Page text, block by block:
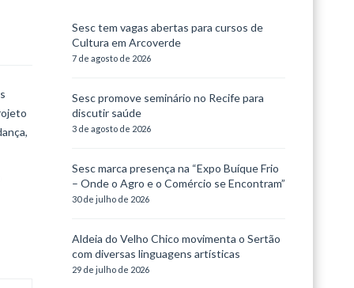
Sesc tem vagas abertas para cursos de
Cultura em Arcoverde
7 de agosto de 2026
Sesc promove seminário no Recife para
discutir saúde
3 de agosto de 2026
Sesc marca presença na “Expo Buíque Frio
– Onde o Agro e o Comércio se Encontram”
30 de julho de 2026
Aldeia do Velho Chico movimenta o Sertão
com diversas linguagens artísticas
29 de julho de 2026